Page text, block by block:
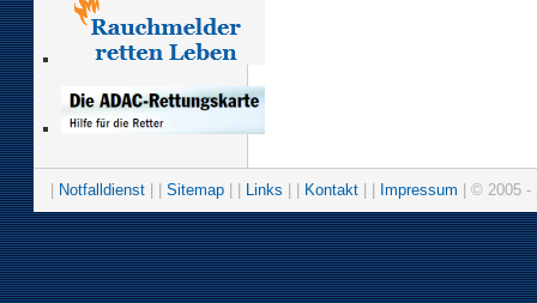
Notfalldienst Sitemap Links Kontakt Impressum | © 2005 -